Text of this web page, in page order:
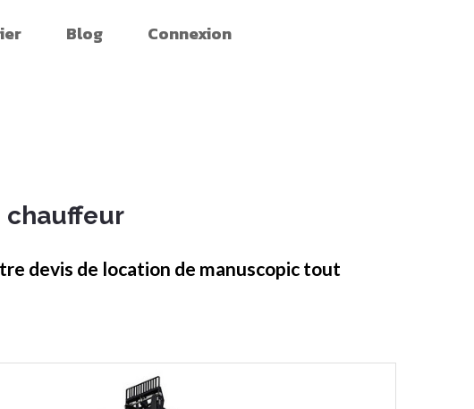
Blog Connexion
chauffeur
devis de location de manuscopic tout